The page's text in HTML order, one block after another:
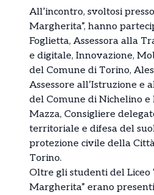
All’incontro, svoltosi
Margherita”, hanno
Foglietta, Assessora alla
e digitale, Innovazione,
del Comune di Torino,
Assessore all’Istruzione e
del Comune di Nichelino e
Mazza, Consigliere
territoriale e difesa del
protezione civile della
Torino.
Oltre gli studenti del Liceo
Margherita” erano